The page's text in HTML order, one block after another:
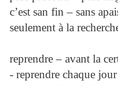
c’est san fin – sans
seulement à la
reprendre – avant la
- reprendre chaque